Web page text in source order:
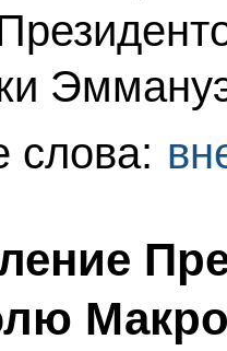
слова: